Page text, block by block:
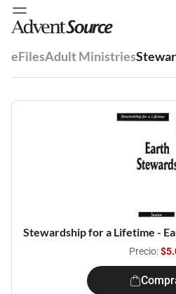
eFilesAdult Ministries
Stewardship for a Lifetime -
Precio: